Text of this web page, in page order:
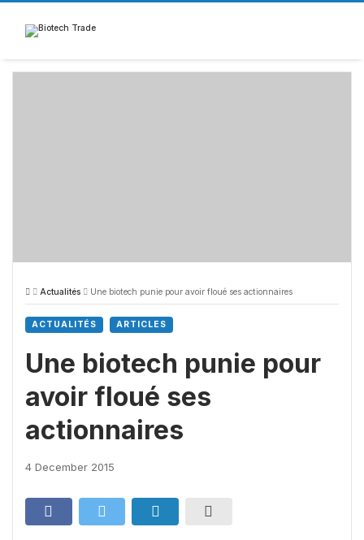
Skip
content
Actualités Une biotech punie pour avoir floué ses actionnaires
ACTUALITÉS ARTICLES
Une biotech punie pour
avoir floué ses
actionnaires
4 December 2015